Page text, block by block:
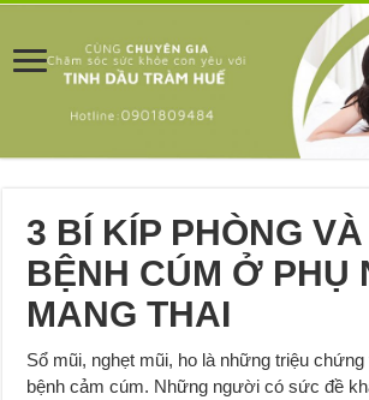
3 BÍ KÍP PHÒNG
BỆNH CÚM Ở PHỤ
MANG THAI
Sổ mũi, nghẹt mũi, ho là những triệu
bệnh cảm cúm. Những người có sức đề